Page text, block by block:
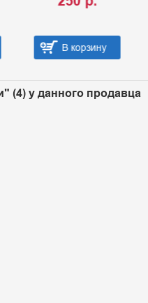
Mikhailov A.
В корзину
(4) у данного продавца